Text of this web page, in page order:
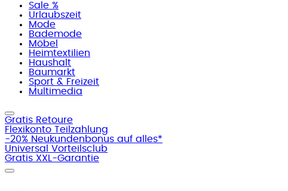
Sale %
Urlaubszeit
Mode
Bademode
Möbel
Heimtextilien
Haushalt
Baumarkt
Sport & Freizeit
Multimedia
Gratis Retoure
Flexikonto Teilzahlung
-20% Neukundenbonus auf alles*
Universal Vorteilsclub
Gratis XXL-Garantie